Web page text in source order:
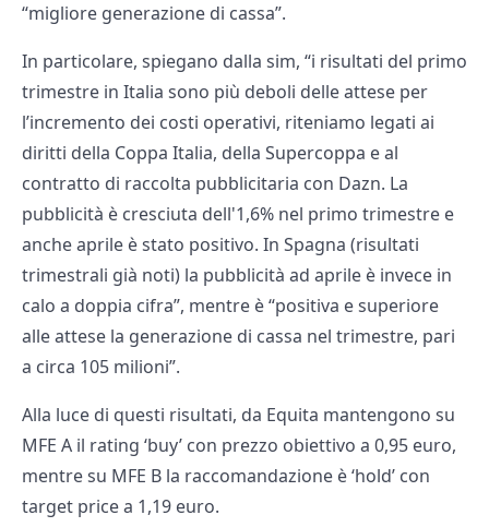
“migliore generazione di cassa”.
In particolare, spiegano dalla sim, “i risultati del primo
trimestre in Italia sono più deboli delle attese per
l’incremento dei costi operativi, riteniamo legati ai
diritti della Coppa Italia, della Supercoppa e al
contratto di raccolta pubblicitaria con Dazn. La
pubblicità è cresciuta dell'1,6% nel primo trimestre e
anche aprile è stato positivo. In Spagna (risultati
trimestrali già noti) la pubblicità ad aprile è invece in
calo a doppia cifra”, mentre è “positiva e superiore
alle attese la generazione di cassa nel trimestre, pari
a circa 105 milioni”.
Alla luce di questi risultati, da Equita mantengono su
MFE A il rating ‘buy’ con prezzo obiettivo a 0,95 euro,
mentre su MFE B la raccomandazione è ‘hold’ con
target price a 1,19 euro.